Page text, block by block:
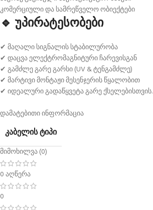
კომერციული და სამრეწველო ობიექტები
🔹 უპირატესობები
✔ მაღალი სიგნალის სტაბილურობა
✔ დაცვა ელექტრომაგნიტური ჩარევისგან
✔ გამძლე გარე გარსი (UV & ტენგამძლე)
✔ მარტივი მონტაჟი მესენჯერის წყალობით
✔ იდეალური გადაწყვეტა გარე ქსელებისთვის.
დამატებითი ინფორმაცია
ᲙᲐᲑᲔᲚᲘᲡ ᲢᲘᲞᲘ
მიმოხილვა (0)
0 აღწერა
0